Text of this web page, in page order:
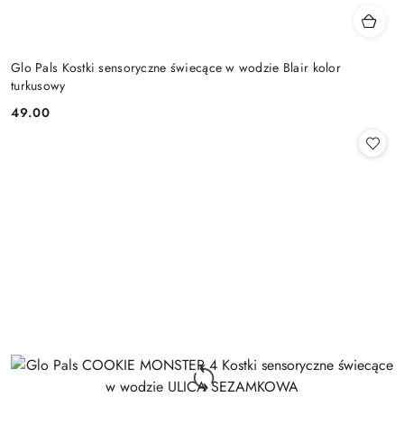
Glo Pals Kostki sensoryczne świecące w wodzie Blair kolor
turkusowy
Cena:
49.00